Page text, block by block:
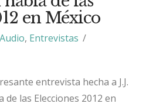
en México
Audio, Entrevistas
entrevista hecha a J.J.
de las Elecciones 2012 en